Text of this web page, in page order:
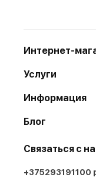
Интернет-
Услуги
Информация
Блог
Связаться с
+375293191100